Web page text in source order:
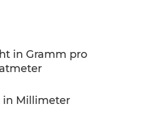
in Gramm pro
in Millimeter